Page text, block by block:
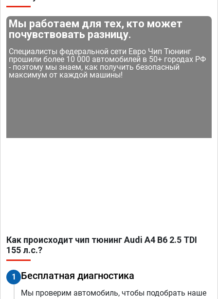
Мы работаем для тех, кто может
почувствовать разницу.
Специалисты федеральной сети Евро Чип Тюнинг
прошили более 10 000 автомобилей в 50+ городах РФ
- поэтому мы знаем, как получить безопасный
максимум от каждой машины!
Как происходит чип тюнинг Audi A4 B6 2.5 TDI
155 л.с.?
1 Бесплатная диагностика
Мы проверим автомобиль, чтобы подобрать наше